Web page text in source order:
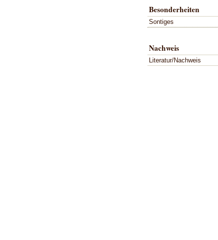
Besonderheiten
Sontiges
Nachweis
Literatur/Nachweis